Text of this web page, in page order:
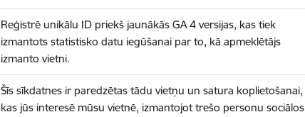
Reģistrē unikālu ID priekš jaunākās GA 4 versijas, kas tiek
izmantots statistisko datu iegūšanai par to, kā apmeklētājs
izmanto vietni.
Šīs sīkdatnes ir paredzētas tādu vietņu un satura koplietošanai,
kas jūs interesē mūsu vietnē, izmantojot trešo personu sociālos